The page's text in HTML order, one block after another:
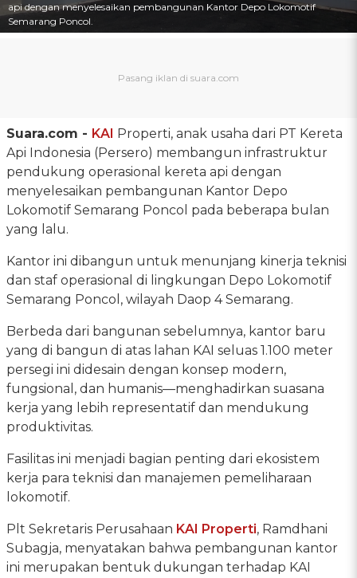
api dengan menyelesaikan pembangunan Kantor Depo Lokomotif
Semarang Poncol.
Suara.com - KAI Properti, anak usaha dari PT Kereta
Api Indonesia (Persero) membangun infrastruktur
pendukung operasional kereta api dengan
menyelesaikan pembangunan Kantor Depo
Lokomotif Semarang Poncol pada beberapa bulan
yang lalu.
Kantor ini dibangun untuk menunjang kinerja teknisi
dan staf operasional di lingkungan Depo Lokomotif
Semarang Poncol, wilayah Daop 4 Semarang.
Berbeda dari bangunan sebelumnya, kantor baru
yang di bangun di atas lahan KAI seluas 1.100 meter
persegi ini didesain dengan konsep modern,
fungsional, dan humanis—menghadirkan suasana
kerja yang lebih representatif dan mendukung
produktivitas.
Fasilitas ini menjadi bagian penting dari ekosistem
kerja para teknisi dan manajemen pemeliharaan
lokomotif.
Plt Sekretaris Perusahaan KAI Properti, Ramdhani
Subagja, menyatakan bahwa pembangunan kantor
ini merupakan bentuk dukungan terhadap KAI